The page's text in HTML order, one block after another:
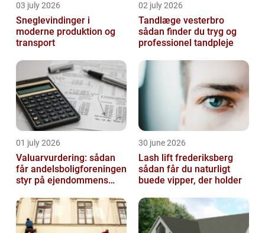
03 july 2026
Sneglevindinger i
moderne produktion og
transport
02 july 2026
Tandlæge vesterbro
sådan finder du tryg og
professionel tandpleje
01 july 2026
Valuarvurdering: sådan
får andelsboligforeningen
styr på ejendommens
30 june 2026
Lash lift frederiksberg
sådan får du naturligt
buede vipper, der holder